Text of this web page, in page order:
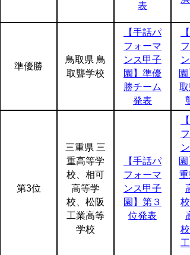
表
準優勝
鳥取県 鳥
取聾学校
【手話パ
フォーマ
ンス甲子
園】準優
勝チーム
発表
園
取
第3位
三重県 三
重高等学
校、相可
高等学
校、松阪
工業高等
学校
【手話パ
フォーマ
ンス甲子
園】第３
位発表
園
重